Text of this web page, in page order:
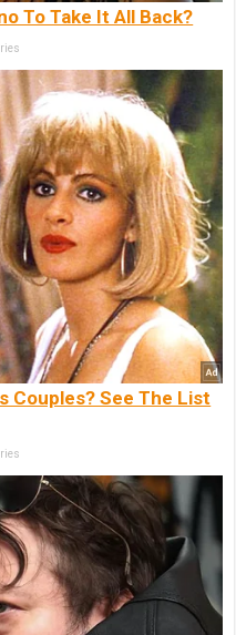
To Take It All Back?
Couples? See The List